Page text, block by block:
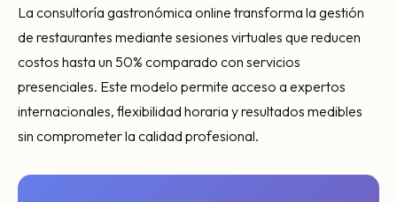
Por qué fracasan
Traspasar restaurante
Mi restaurante va a cerrar
La consultoría gastronómica online transforma la gestión
de restaurantes mediante sesiones virtuales que reducen
costos hasta un 50% comparado con servicios
presenciales. Este modelo permite acceso a expertos
internacionales, flexibilidad horaria y resultados medibles
sin comprometer la calidad profesional.